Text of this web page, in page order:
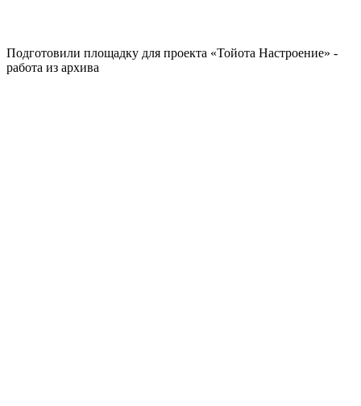
Подготовили площадку для проекта «Тойота Настроение» -
работа из архива